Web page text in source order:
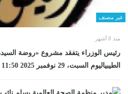
غير مصنف
منذ 8 أشهر
الطيبياليوم السبت، 29 نوفمبر 2025 11:50 صـ